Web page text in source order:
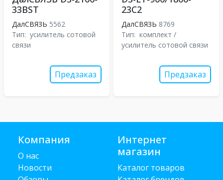
33BST
ДалСВЯЗЬ 5562
Тип: усилитель сотовой
связи
Предзаказ
23C2
ДалСВЯЗЬ 8769
Тип: комплект /
усилитель сотовой связи
Предзаказ
Компания
О нас
Новости
Интернет
магазин
Каталог товаров